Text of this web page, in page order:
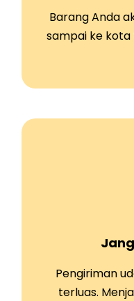
Barang Anda
sampai ke kota
Pengiriman
terluas.